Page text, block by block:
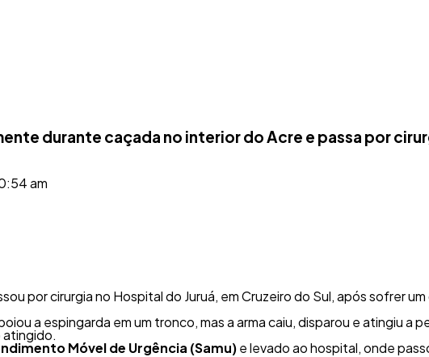
durante caçada no interior do Acre e passa por
am
por cirurgia no Hospital do Juruá, em Cruzeiro do Sul, após sofrer
a espingarda em um tronco, mas a arma caiu, disparou e atingiu a
atingido.
Móvel de Urgência (Samu)e levado ao hospital, onde